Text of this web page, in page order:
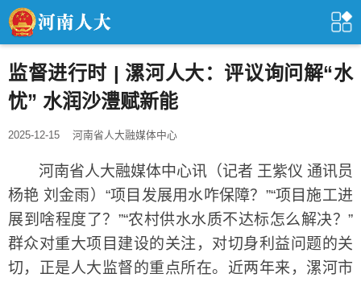
监督进行时 | 漯河人大：评议询问解“水
忧” 水润沙澧赋新能
2025-12-15 河南省人大融媒体中心
河南省人大融媒体中心讯（记者 王紫仪 通讯员
杨艳 刘金雨）“项目发展用水咋保障？”“项目施工进
展到啥程度了？”“农村供水水质不达标怎么解决？”
群众对重大项目建设的关注，对切身利益问题的关
切，正是人大监督的重点所在。近两年来，漯河市